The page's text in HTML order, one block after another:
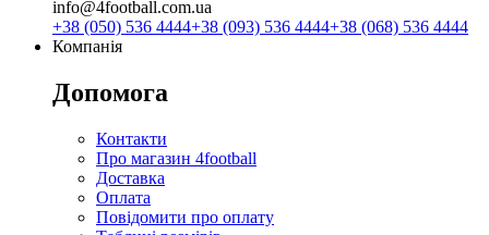
info@4football.com.ua
+38 (050) 536 4444+38 (093) 536 4444+38 (068) 536 4444
Компанія
Допомога
Контакти
Про магазин 4football
Доставка
Оплата
Повідомити про оплату